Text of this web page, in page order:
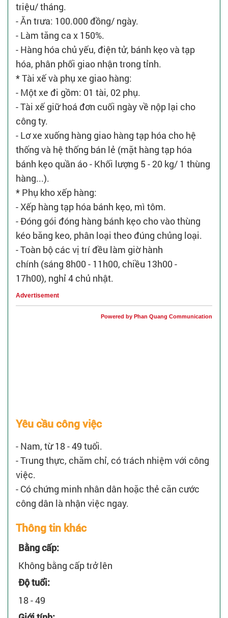
triệu/ tháng.
- Ăn trưa: 100.000 đồng/ ngày.
- Làm tăng ca x 150%.
- Hàng hóa chủ yếu, điện tử, bánh kẹo và tạp
hóa, phân phối giao nhận trong tỉnh.
* Tài xế và phụ xe giao hàng:
- Một xe đi gồm: 01 tài, 02 phụ.
- Tài xế giữ hoá đơn cuối ngày về nộp lại cho
công ty.
- Lơ xe xuống hàng giao hàng tạp hóa cho hệ
thống và hệ thống bán lẻ (mặt hàng tạp hóa
bánh kẹo quần áo - Khối lượng 5 - 20 kg/ 1 thùng
hàng...).
* Phụ kho xếp hàng:
- Xếp hàng tạp hóa bánh kẹo, mì tôm.
- Đóng gói đóng hàng bánh kẹo cho vào thùng
kéo băng keo, phân loại theo đúng chủng loại.
- Toàn bộ các vị trí đều làm giờ hành
chính (sáng 8h00 - 11h00, chiều 13h00 -
17h00), nghỉ 4 chủ nhật.
Advertisement
Powered by Phan Quang Communication
Yêu cầu công việc
- Nam, từ 18 - 49 tuổi.
- Trung thực, chăm chỉ, có trách nhiệm với công
việc.
- Có chứng minh nhân dân hoặc thẻ căn cước
công dân là nhận việc ngay.
Thông tin khác
Bằng cấp:
Không bằng cấp trở lên
Độ tuổi:
18 - 49